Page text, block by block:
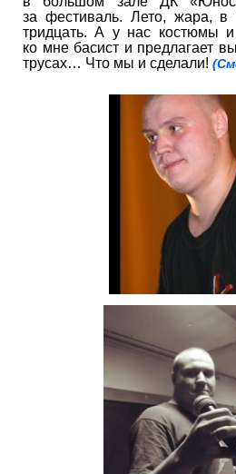
за фестиваль. Лето, жара, в
тридцать. А у нас костюмы
ко мне басист и предлагает
трусах… Что мы и сделали!